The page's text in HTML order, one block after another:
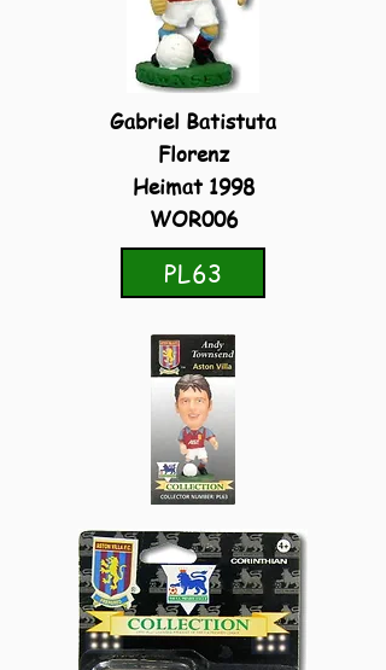
Gabriel Batistuta
Florenz
Heimat 1998
WOR006
PL63